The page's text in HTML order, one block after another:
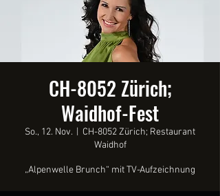
CH-8052 Zürich;
Waidhof-Fest
So., 12. Nov.
  |
CH-8052 Zürich; Restaurant
Waidhof